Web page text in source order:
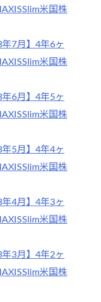
米国株
7月】4年6ヶ
米国株
6月】4年5ヶ
米国株
5月】4年4ヶ
米国株
4月】4年3ヶ
米国株
3月】4年2ヶ
米国株